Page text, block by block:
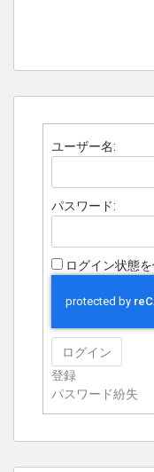
ユーザー名:
パスワード:
ログイン状態
ログイン
登録
パスワード紛失